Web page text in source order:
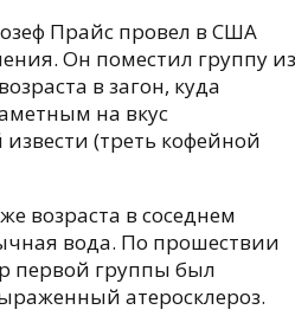
Прайс провел в США
Он поместил группу из
в загон, куда
на вкус
(треть кофейной
возраста в соседнем
вода. По прошествии
первой группы был
атеросклероз.